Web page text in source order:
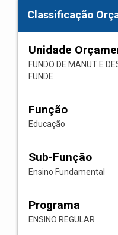
Classificação
Unidade
FUNDO DE MANUT E
FUNDE
Função
Educação
Sub-Função
Ensino Fundamental
Programa
ENSINO REGULAR